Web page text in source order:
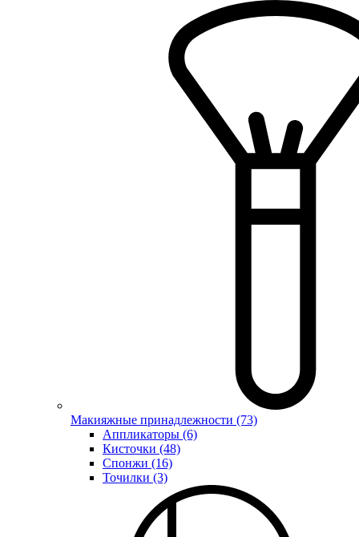
Макияжные принадлежности (73)
Аппликаторы (6)
Кисточки (48)
Спонжи (16)
Точилки (3)